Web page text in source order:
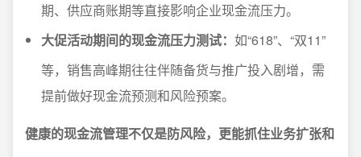
期、供应商账期等直接影响企业现金流压力。
大促活动期间的现金流压力测试： 如“618”、“双11”
等，销售高峰期往往伴随备货与推广投入剧增，需
提前做好现金流预测和风险预案。
健康的现金流管理不仅是防风险，更能抓住业务扩张和